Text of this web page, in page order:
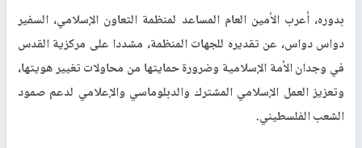
بدوره، أعرب الأمين العام المساعد لمنظمة التعاون الإسلامي، السفير
دواس دواس، عن تقديره للجهات المنظمة، مشددا على مركزية القدس
في وجدان الأمة الإسلامية وضرورة حمايتها من محاولات تغيير هويتها،
وتعزيز العمل الإسلامي المشترك والدبلوماسي والإعلامي لدعم صمود
الشعب الفلسطيني.